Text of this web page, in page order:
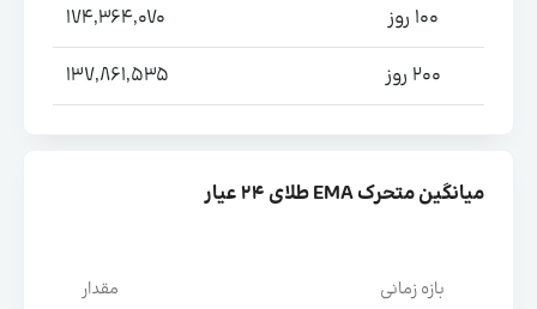
100 روز
174,364,070
200 روز
137,861,535
میانگین متحرک EMA طلای ۲۴ عیار
بازه زمانی مقدار